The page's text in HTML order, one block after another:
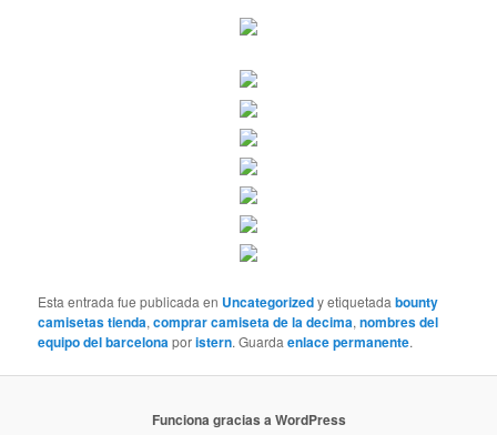
Esta entrada fue publicada en Uncategorizedy etiquetadabounty
camisetas tienda,comprar camiseta de la decima,nombres del
equipo del barcelona poristern. Guardaenlace permanente.
Funciona gracias a WordPress